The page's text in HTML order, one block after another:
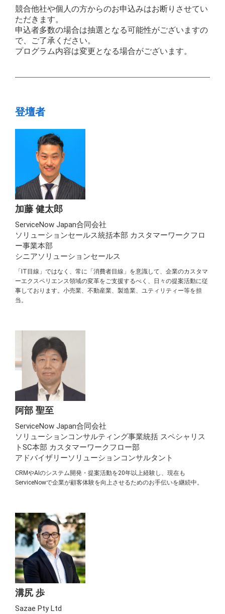
競合他社や個人の方からのお申込みはお断りさせてい
ただきます。
申込者多数の場合は抽選となる可能性がございますの
で、ご了承ください。
プログラム内容は変更となる場合がございます。
登壇者
加藤 健太郎
ServiceNow Japan合同会社
ソリューションセールス統括本部 カスタマーワークフロ
ー事業本部
シニアソリューションセールス
「IT目線」ではなく、常に「消費者目線」を意識して、企業のカスタマ
ーエクスペリエンス領域の変革をご支援するべく、日々の提案活動に従
事しております。小売業、不動産業、製造業、ユティリティー等を担
当。
阿部 聖至
ServiceNow Japan合同会社
ソリューションコンサルティング事業統括 スペシャリス
トSC本部 カスタマーワークフロー部
アドバイザリーソリューションコンサルタント
CRMやAIのシステム開発・提案活動を20年以上経験し、現在も
ServiceNowで企業が顧客体験を向上させるためのお手伝いを継続中。
溝尻 歩
Sazae Pty Ltd